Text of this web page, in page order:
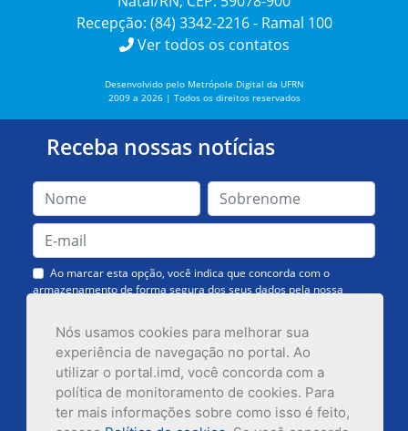
Nós usamos cookies para melhorar sua
experiência de navegação no portal. Ao
utilizar o portal.imd, você concorda com a
política de monitoramento de cookies. Para
ter mais informações sobre como isso é feito,
Recepção: (84) 3342-2216 - Ramal 100
Ver todos os contatos
Desenvolvido pelo Metrópole Digital da UFRN
2009 a 2026 | Todos os direitos reservados
Receba nossas notícias
Ao marcar esta opção, você indica que concorda com o
armazenamento de forma segura dos seus dados pela nossa